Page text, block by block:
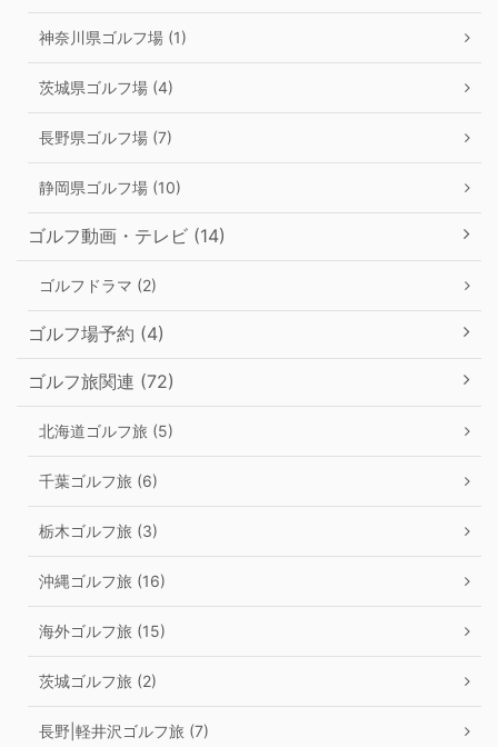
神奈川県ゴルフ場 (1)
茨城県ゴルフ場 (4)
長野県ゴルフ場 (7)
静岡県ゴルフ場 (10)
ゴルフ動画・テレビ (14)
ゴルフドラマ (2)
ゴルフ場予約 (4)
ゴルフ旅関連 (72)
北海道ゴルフ旅 (5)
千葉ゴルフ旅 (6)
栃木ゴルフ旅 (3)
沖縄ゴルフ旅 (16)
海外ゴルフ旅 (15)
茨城ゴルフ旅 (2)
長野|軽井沢ゴルフ旅 (7)